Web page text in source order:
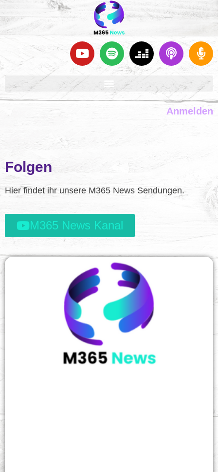
Anmelden
Folgen
Hier findet ihr unsere M365 News Sendungen.
M365 News Kanal